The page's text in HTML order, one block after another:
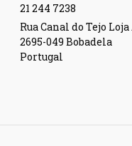
21 244 7238
Rua Canal do Tejo Loja
2695-049 Bobadela
Portugal